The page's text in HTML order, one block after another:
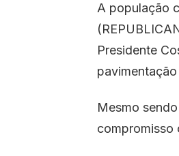
A população
Presidente
Mesmo
compromisso